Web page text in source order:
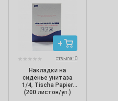
отзыва: 0
Накладки на
сиденье унитаза
1/4, Tischa Papier
(200 листов/уп.)